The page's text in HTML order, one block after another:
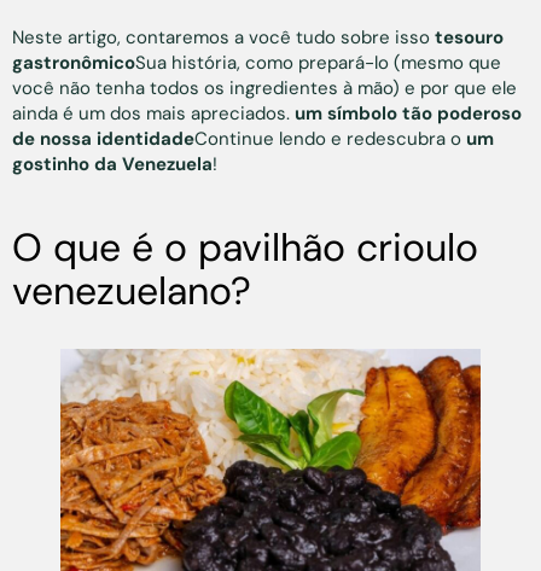
Neste artigo, contaremos a você tudo sobre isso tesouro
gastronômicoSua história, como prepará-lo (mesmo que
você não tenha todos os ingredientes à mão) e por que ele
ainda é um dos mais apreciados. um símbolo tão poderoso
de nossa identidadeContinue lendo e redescubra o um
gostinho da Venezuela!
O que é o pavilhão crioulo
venezuelano?